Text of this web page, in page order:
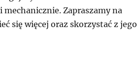
Zapraszamy na
się więcej oraz skorzystać z jego